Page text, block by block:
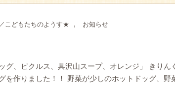
こどもたちのようす★ , お知らせ
グ、ピクルス、具沢山スープ、オレンジ」 きりん
を作りました！！ 野菜が少しのホットドッグ、野